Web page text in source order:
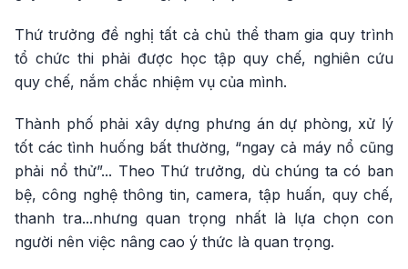
Thứ trưởng đề nghị tất cả chủ thể tham gia quy trình
tổ chức thi phải được học tập quy chế, nghiên cứu
quy chế, nắm chắc nhiệm vụ của mình.
Thành phố phải xây dựng phưng án dự phòng, xử lý
tốt các tình huống bất thường, “ngay cả máy nổ cũng
phải nổ thử”... Theo Thứ trưởng, dù chúng ta có ban
bệ, công nghệ thông tin, camera, tập huấn, quy chế,
thanh tra...nhưng quan trọng nhất là lựa chọn con
người nên việc nâng cao ý thức là quan trọng.